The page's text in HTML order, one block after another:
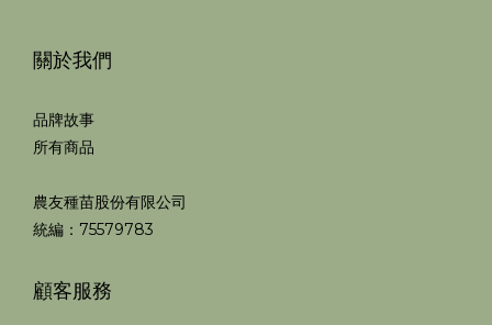
關於我們
品牌故事
所有商品
農友種苗股份有限公司
統編：75579783
顧客服務